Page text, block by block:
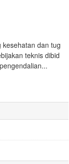
dan tug
teknis dibid